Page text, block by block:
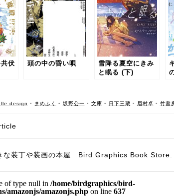
伏
頭の中の昏い唄
雪降る夏空にきみ
と眠る (下)
design • まめふく • 坂野公一 • 文庫 • 日下三蔵 • 眉村卓 • 竹書
な装丁や装画の本屋 Bird Graphics Book
of type null in /home/birdgraphics/bird-
amazonjs/amazonjs.php on line 637